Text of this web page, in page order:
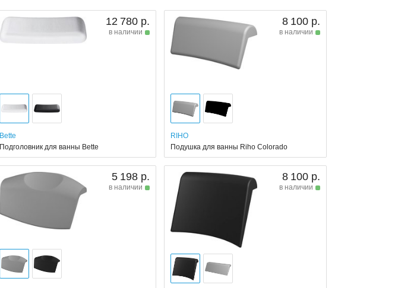
12 780 р.
в наличии
Bette
Подголовник для ванны Bette
8 100 р.
в наличии
RIHO
Подушка для ванны Riho Colorado
5 198 р.
в наличии
8 100 р.
в наличии